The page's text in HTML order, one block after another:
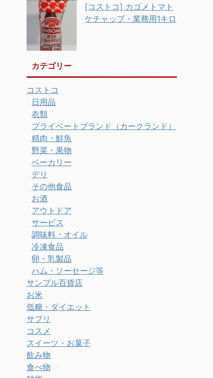
[コストコ] カゴメトマト
ケチャップ・業務用1キロ
カテゴリー
コストコ
日用品
衣類
プライベートブランド（カークランド）
精肉・鮮魚
野菜・果物
ベーカリー
デリ
その他食品
お酒
アウトドア
サービス
調味料・オイル
冷凍食品
卵・乳製品
ハム・ソーセージ等
サンプル百貨店
お米
低糖・ダイエット
サプリ
コスメ
スイーツ・お菓子
飲み物
食べ物